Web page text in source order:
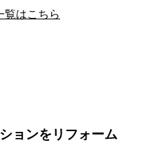
覧はこちら
ョンをリフォーム